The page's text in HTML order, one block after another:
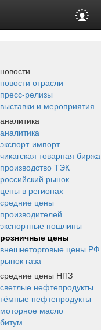
новости
новости отрасли
пресс-релизы
выставки и мероприятия
аналитика
аналитика
экспорт-импорт
чикагская товарная биржа
производство ТЭК
российский рынок
цены в регионах
средние цены
производителей
экспортные пошлины
розничные цены
внешнеторговые цены РФ
рынок газа
средние цены НПЗ
светлые нефтепродукты
тёмные нефтепродукты
моторное масло
битум